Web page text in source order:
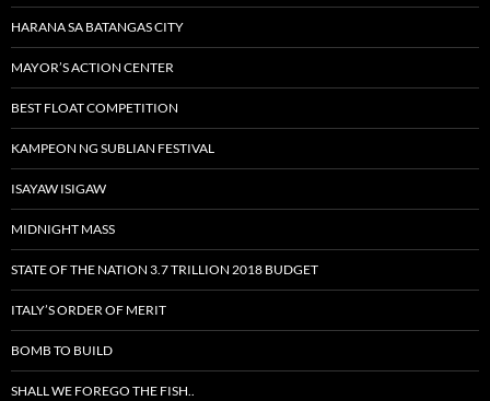
HARANA SA BATANGAS CITY
MAYOR’S ACTION CENTER
BEST FLOAT COMPETITION
KAMPEON NG SUBLIAN FESTIVAL
ISAYAW ISIGAW
MIDNIGHT MASS
STATE OF THE NATION 3.7 TRILLION 2018 BUDGET
ITALY’S ORDER OF MERIT
BOMB TO BUILD
SHALL WE FOREGO THE FISH..